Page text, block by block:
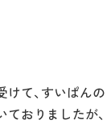
て、すいぱんの
おりましたが、